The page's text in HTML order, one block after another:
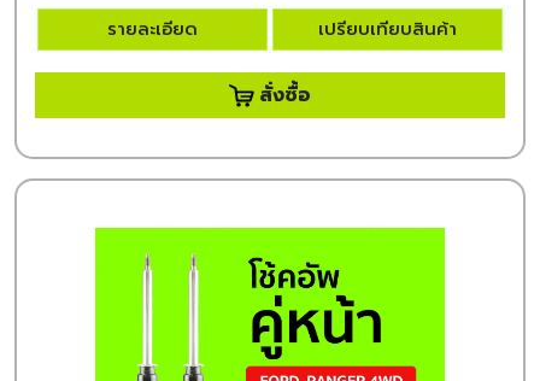
รายละเอียด เปรียบเทียบสินค้า
สั่งซื้อ